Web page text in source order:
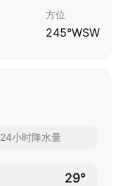
方位
245°WSW
24小时降水量
29°